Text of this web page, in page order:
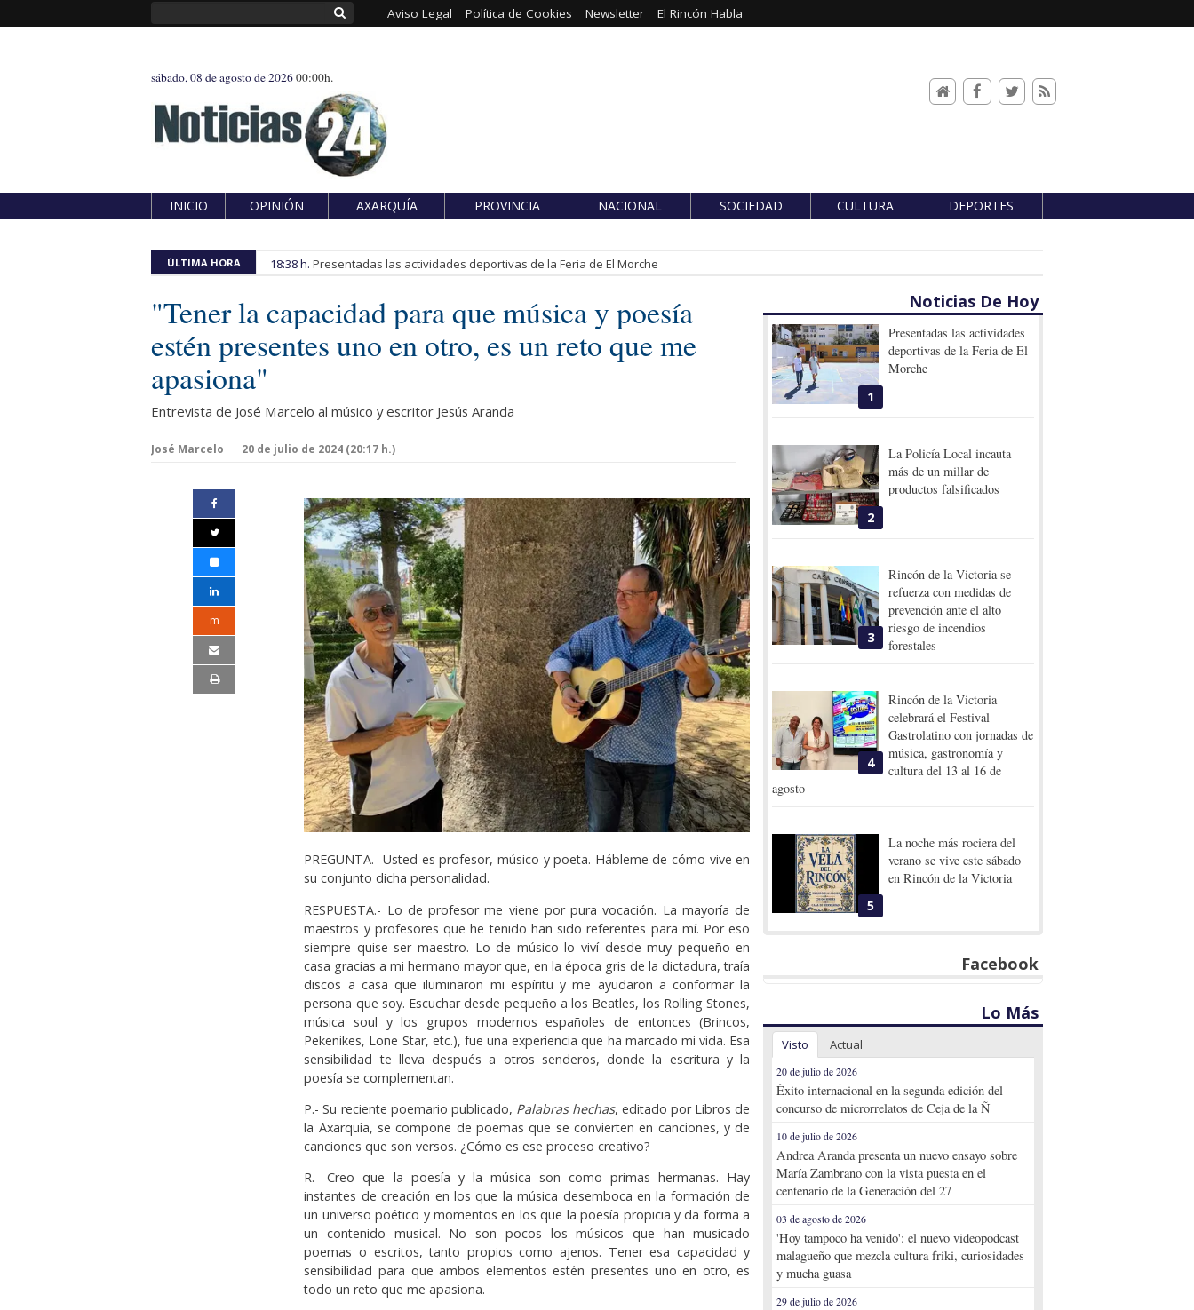
Aviso Legal Política de Cookies Newsletter El Rincón Habla
sábado, 08 de agosto de 202600:00h.
INICIO OPINIÓN AXARQUÍA PROVINCIA NACIONAL SOCIEDAD CULTURA DEPORTES
ÚLTIMA HORA 18:38 h. Presentadas las actividades deportivas de la Feria de El Morche
"Tener la capacidad para que música y poesía
estén presentes uno en otro, es un reto que me
apasiona"
Entrevista de José Marcelo al músico y escritor Jesús Aranda
José Marcelo 20 de julio de 2024 (20:17 h.)
m
PREGUNTA.- Usted es profesor, músico y poeta. Hábleme de cómo vive en
su conjunto dicha personalidad.
RESPUESTA.- Lo de profesor me viene por pura vocación. La mayoría de
maestros y profesores que he tenido han sido referentes para mí. Por eso
siempre quise ser maestro. Lo de músico lo viví desde muy pequeño en
casa gracias a mi hermano mayor que, en la época gris de la dictadura, traía
discos a casa que iluminaron mi espíritu y me ayudaron a conformar la
persona que soy. Escuchar desde pequeño a los Beatles, los Rolling Stones,
música soul y los grupos modernos españoles de entonces (Brincos,
Pekenikes, Lone Star, etc.), fue una experiencia que ha marcado mi vida. Esa
sensibilidad te lleva después a otros senderos, donde la escritura y la
poesía se complementan.
P.- Su reciente poemario publicado, Palabras hechas, editado por Libros de
la Axarquía, se compone de poemas que se convierten en canciones, y de
canciones que son versos. ¿Cómo es ese proceso creativo?
R.- Creo que la poesía y la música son como primas hermanas. Hay
instantes de creación en los que la música desemboca en la formación de
un universo poético y momentos en los que la poesía propicia y da forma a
un contenido musical. No son pocos los músicos que han musicado
poemas o escritos, tanto propios como ajenos. Tener esa capacidad y
sensibilidad para que ambos elementos estén presentes uno en otro, es
todo un reto que me apasiona.
Noticias De Hoy
1
Presentadas las actividades
deportivas de la Feria de El
Morche
2
La Policía Local incauta
más de un millar de
productos falsificados
3
Rincón de la Victoria se
refuerza con medidas de
prevención ante el alto
riesgo de incendios
forestales
4
Rincón de la Victoria
celebrará el Festival
Gastrolatino con jornadas de
música, gastronomía y
cultura del 13 al 16 de
agosto
5
La noche más rociera del
verano se vive este sábado
en Rincón de la Victoria
Facebook
Lo Más
Visto Actual
20 de julio de 2026
Éxito internacional en la segunda edición del
concurso de microrrelatos de Ceja de la Ñ
10 de julio de 2026
Andrea Aranda presenta un nuevo ensayo sobre
María Zambrano con la vista puesta en el
centenario de la Generación del 27
03 de agosto de 2026
'Hoy tampoco ha venido': el nuevo videopodcast
malagueño que mezcla cultura friki, curiosidades
y mucha guasa
29 de julio de 2026